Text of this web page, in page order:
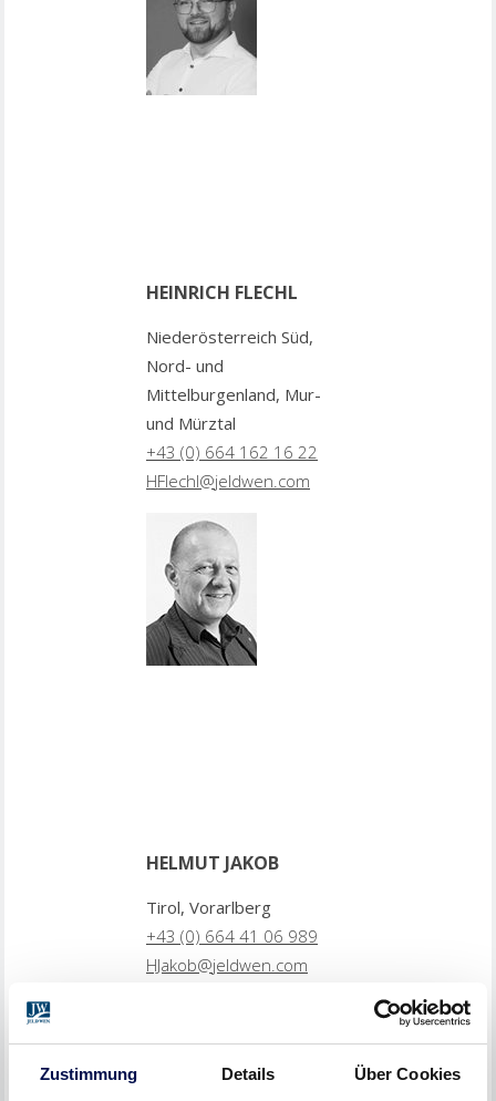
Zustimmung Details Über Cookies
HEINRICH FLECHL
Niederösterreich Süd,
Nord- und
Mittelburgenland, Mur-
und Mürztal
+43 (0) 664 162 16 22
HFlechl@jeldwen.com
HELMUT JAKOB
Tirol, Vorarlberg
+43 (0) 664 41 06 989
HJakob@jeldwen.com